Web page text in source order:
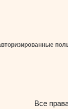
Все